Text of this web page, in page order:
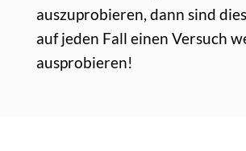
auszuprobieren, dann sind
auf jeden Fall einen Versuch
ausprobieren!